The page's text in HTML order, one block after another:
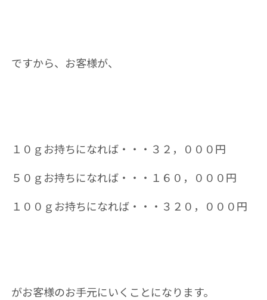
ですから、お客様が、
１０ｇお持ちになれば・・・３２，０００円
５０ｇお持ちになれば・・・１６０，０００円
１００ｇお持ちになれば・・・３２０，０００円
がお客様のお手元にいくことになります。